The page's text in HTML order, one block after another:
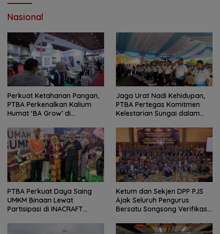
Nasional
Perkuat Ketahanan Pangan,
PTBA Perkenalkan Kalium
Humat ‘BA Grow’ di
Jaga Urat Nadi Kehidupan,
PTBA Pertegas Komitmen
Kelestarian Sungai dalam
2026
PTBA Perkuat Daya Saing
UMKM Binaan Lewat
Partisipasi di INACRAFT
Ketum dan Sekjen DPP PJS
Ajak Seluruh Pengurus
Bersatu Songsong Verifikasi